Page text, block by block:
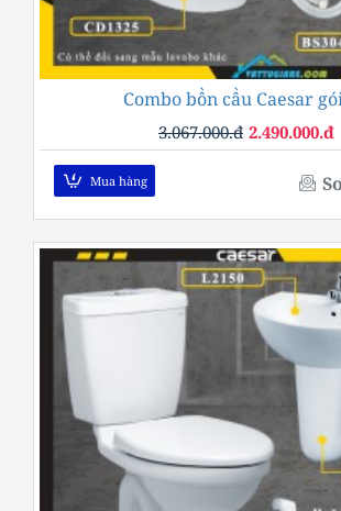
Combo bồn cầu Caesar
2.490.000.đ
3.067.000.đ
Mua hàng